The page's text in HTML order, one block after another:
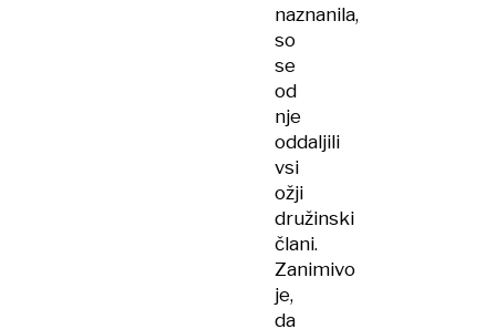
naznanila,
so
se
od
nje
oddaljili
vsi
ožji
družinski
člani.
Zanimivo
je,
da